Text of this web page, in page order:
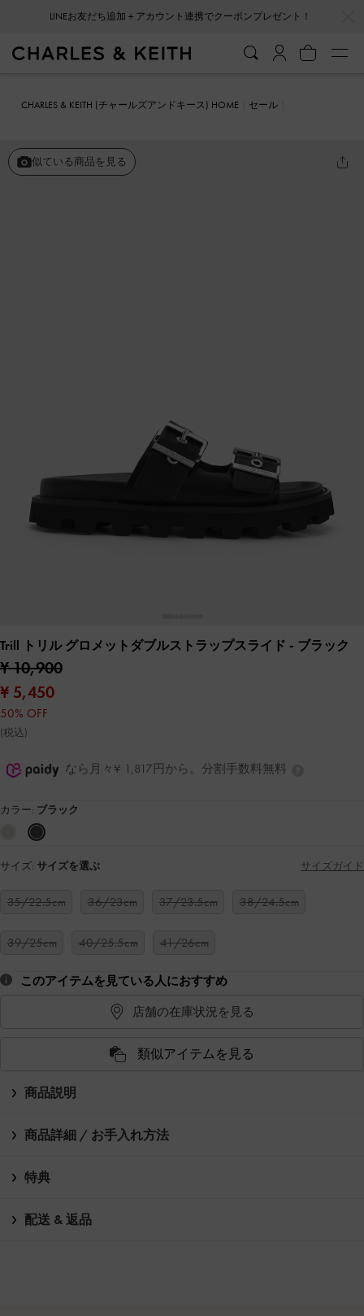
会員登録＋ニュースレター登録で10%OFFクーポンプレゼント！
CHARLES & KEITH (チャールズアンドキース) HOME
セール
似ている商品を見る
Trill トリル グロメットダブルストラップスライド - ブラック
¥ 10,900
¥ 5,450
50% OFF
(税込)
なら月々¥ 1,817円から。分割手数料無料
カラー: ブラック
サイズ: サイズを選ぶ サイズガイド
35/22.5cm 36/23cm 37/23.5cm 38/24.5cm
39/25cm 40/25.5cm 41/26cm
このアイテムを見ている人におすすめ
店舗の在庫状況を見る
類似アイテムを見る
商品説明
商品詳細 / お手入れ方法
特典
配送 & 返品